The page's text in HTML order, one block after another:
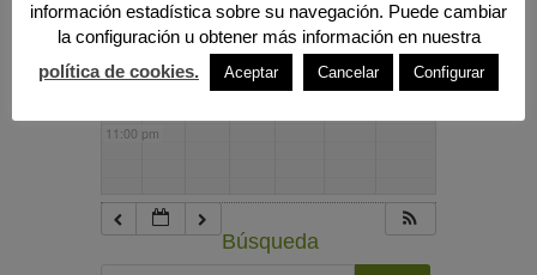
10:00 pm
11:00 pm
Búsqueda
información estadística sobre su navegación. Puede cambiar
la configuración u obtener más información en nuestra
política de cookies.
Aceptar Cancelar Configurar